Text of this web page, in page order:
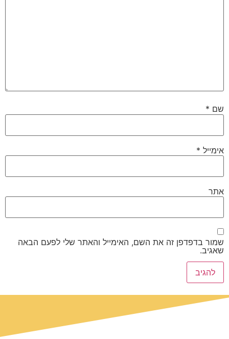
שם *
אימייל *
אתר
שמור בדפדפן זה את השם, האימייל והאתר שלי לפעם הבאה
שאגיב.